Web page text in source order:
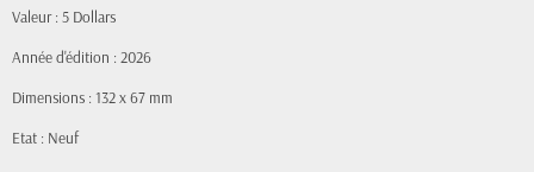
Valeur : 5 Dollars
Année d'édition : 2026
Dimensions : 132 x 67 mm
Etat : Neuf